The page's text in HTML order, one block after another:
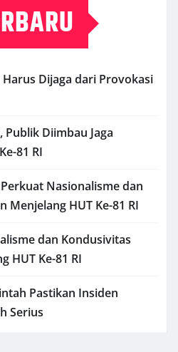
Dijaga dari Provokasi
Diimbau Jaga
81 RI
Nasionalisme dan
Menjelang HUT Ke-81 RI
dan Kondusivitas
HUT Ke-81 RI
Pastikan Insiden
Serius